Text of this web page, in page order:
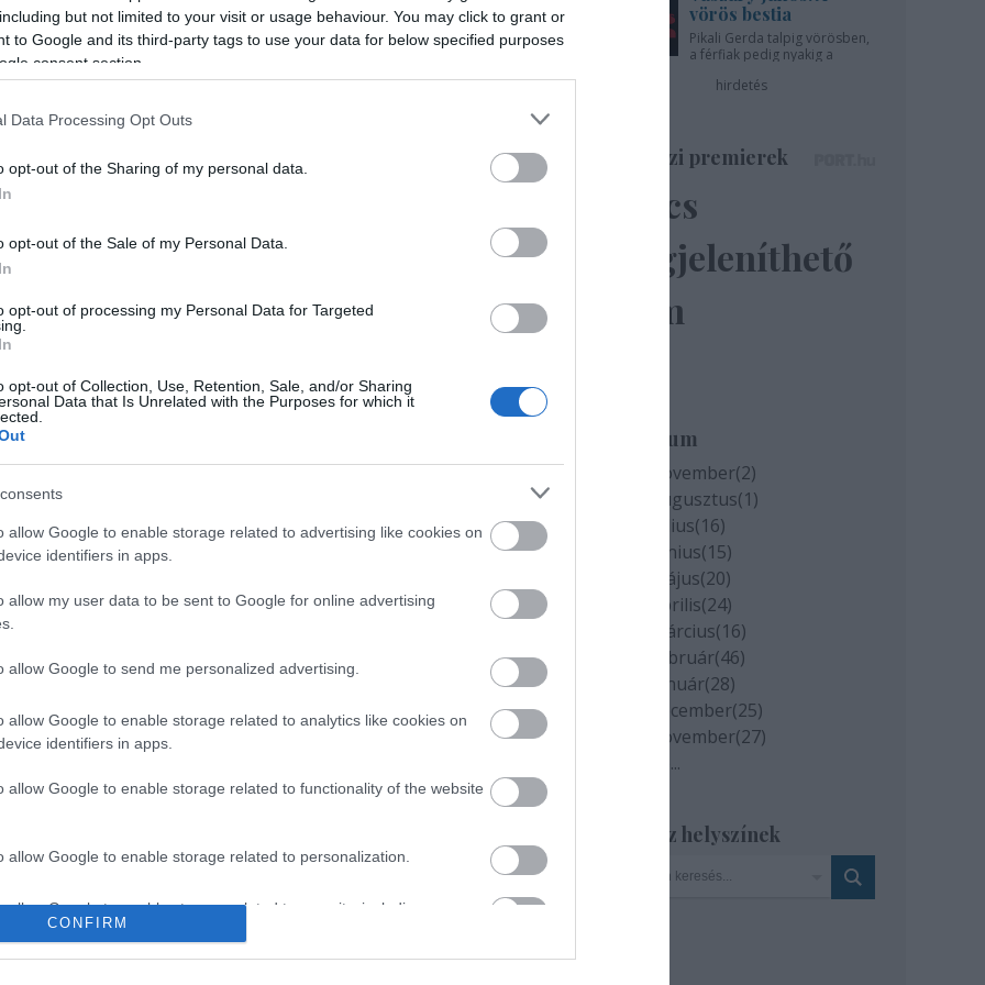
but not limited to your visit or usage behaviour. You may click to grant or
to Google and its third-party tags to use your data for below specified purposes
consent section.
Data Processing Opt Outs
opt-out of the Sharing of my personal data.
opt-out of the Sale of my Personal Data.
opt-out of processing my Personal Data for Targeted
opt-out of Collection, Use, Retention, Sale, and/or Sharing
Data that Is Unrelated with the Purposes for which it
allow Google to enable storage related to advertising like cookies on
identifiers in apps.
allow my user data to be sent to Google for online advertising
allow Google to send me personalized advertising.
allow Google to enable storage related to analytics like cookies on
identifiers in apps.
allow Google to enable storage related to functionality of the website
allow Google to enable storage related to personalization.
allow Google to enable storage related to security, including
functionality and fraud prevention, and other user protection.
CONFIRM
indul Budapestről a Mozart rajongókkal a délutáni
után indul vissza Budapestre.
ajánlat keretében EZEN A NAPON 9.990,- Ft-ért
meg a Mozart! sikerelőadását! (A jegy ára
valamint a Budapest-Debrecen, Debrecen-Budapest
jegyet)
a Budapesti Operettszínház Szervezési Osztályán
időpontokról a helyszínen adunk tájékoztatást.
sor a szokásos dedikálásra a debreceni Aranybika
várnak minden kedves érdeklődőt.
forrás: Budapesti Operett Színház
jön az év
A Centrál Színház új
vörös bestia
Pikali Gerda talpig vörösben,
a férfiak pedig nyakig a
hirdetés
Színházi premierek
Nincs
megjeleníthető
elem
Archívum
2020 november(2)
2020 augusztus(1)
2020 július(16)
2020 június(15)
2020 május(20)
2020 április(24)
2020 március(16)
2020 február(46)
2020 január(28)
2019 december(25)
2019 november(27)
...
Szinház helyszínek